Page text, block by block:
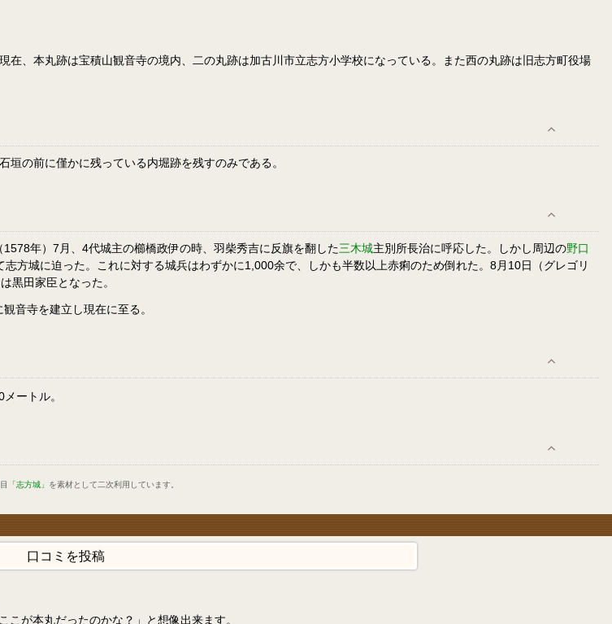
、本丸跡は宝積山観音寺の境内、二の丸跡は加古川市立志方小学校になっている。また西の丸跡は旧志方町役場
の前に僅かに残っている内堀跡を残すのみである。
年）7月、4代城主の櫛橋政伊の時、羽柴秀吉に反旗を翻した三木城主別所長治に呼応した。しかし周辺の野口
方城に迫った。これに対する城兵はわずかに1,000余で、しかも半数以上赤痢のため倒れた。8月10日（グレゴリ
黒田家臣となった。
音寺を建立し現在に至る。
ートル。
「志方城」 を素材として二次利用しています。
口コミを投稿
が本丸だったのかな？」と想像出来ます。